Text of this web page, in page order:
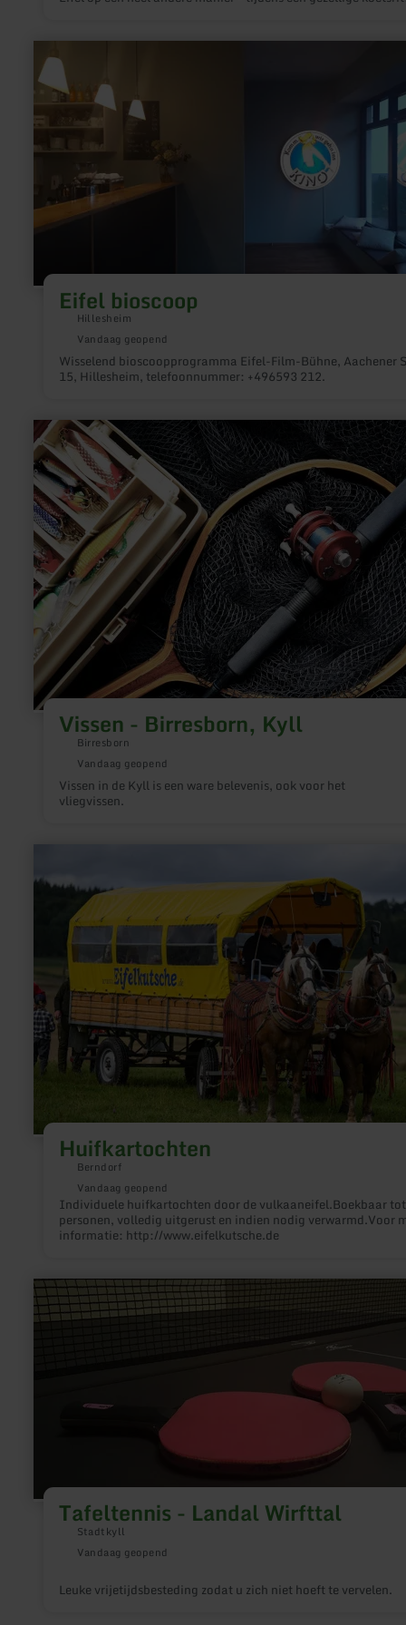
perfect voor gezinnen, stellen en natuurliefhebbers.
Eifel bioscoop
Hillesheim
Vandaag geopend
Wisselend bioscoopprogramma Eifel-Film-Bühne, Aachener
15, Hillesheim, telefoonnummer: +496593 212.
informatie
over:
Eifel
bioscoop
Vissen - Birresborn, Kyll
Birresborn
Vandaag geopend
Vissen in de Kyll is een ware belevenis, ook voor het
vliegvissen.
meer
informatie
over:
Vissen
-
Birresborn,
Kyll
Huifkartochten
Berndorf
Vandaag geopend
Individuele huifkartochten door de vulkaaneifel.Boekbaar
personen, volledig uitgerust en indien nodig verwarmd.Voor
informatie: http://www.eifelkutsche.de
over:
Huifkartochten
Tafeltennis - Landal Wirfttal
Stadtkyll
Vandaag geopend
Leuke vrijetijdsbesteding zodat u zich niet hoeft te vervelen.
meer
informatie
over: